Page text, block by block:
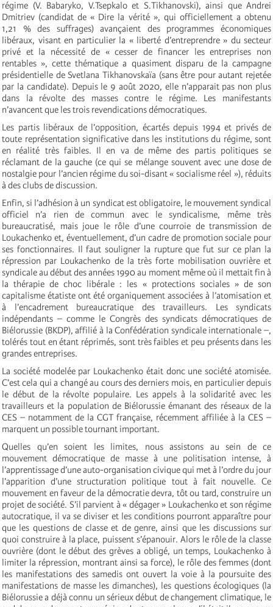
régime (V. Babaryko, V.Tsepkalo et S.Tikhanovski), ainsi que Andrei
Dmitriev (candidat de « Dire la vérité », qui officiellement a obtenu
1,21 % des suffrages) avançaient des programmes économiques
libéraux, visant en particulier la « liberté d’entreprendre » du secteur
privé et la nécessité de « cesser de financer les entreprises non
rentables », cette thématique a quasiment disparu de la campagne
présidentielle de Svetlana Tikhanovskaïa (sans être pour autant rejetée
par la candidate). Depuis le 9 août 2020, elle n’apparait pas non plus
dans la révolte des masses contre le régime. Les manifestants
n’avancent que les trois revendications démocratiques.
Les partis libéraux de l’opposition, écartés depuis 1994 et privés de
toute représentation significative dans les institutions du régime, sont
en réalité très faibles. Il en va de même des partis politiques se
réclamant de la gauche (ce qui se mélange souvent avec une dose de
nostalgie pour l’ancien régime du soi-disant « socialisme réel »), réduits
à des clubs de discussion.
Enfin, si l’adhésion à un syndicat est obligatoire, le mouvement syndical
officiel n’a rien de commun avec le syndicalisme, même très
bureaucratisé, mais joue le rôle d’une courroie de transmission de
Loukachenko et, éventuellement, d’un cadre de promotion sociale pour
ses fonctionnaires. Il faut souligner la rupture que fut sur ce plan la
répression par Loukachenko de la très forte mobilisation ouvrière et
syndicale au début des années 1990 au moment même où il mettait fin à
la thérapie de choc libérale : les « protections sociales » de son
capitalisme étatiste ont été organiquement associées à l’atomisation et
à l’encadrement bureaucratique des travailleurs. Les syndicats
indépendants – comme le Congrès des syndicats démocratiques de
Biélorussie (BKDP), affilié à la Confédération syndicale internationale –,
tolérés tout en étant réprimés, sont très faibles et peu présents dans les
grandes entreprises.
La société modelée par Loukachenko était donc une société atomisée.
C’est cela qui a changé au cours des derniers mois, en particulier depuis
le début de la révolte populaire. Les appels à la solidarité avec les
travailleurs et la population de Biélorussie émanant des réseaux de la
CES – notamment de la CGT française, récemment affiliée à la CES –
marquent un possible tournant important.
Quelles qu’en soient les limites, nous assistons au sein de ce
mouvement démocratique de masse à une politisation intense, à
l’apprentissage d’une auto-organisation civique qui met à l’ordre du jour
l’apparition d’une structuration politique tout à fait nouvelle. Ce
mouvement en faveur de la démocratie devra, tôt ou tard, construire un
projet de société. S’il parvient à « dégager » Loukachenko et son régime
autocratique, il va se diviser et les conditions pourront apparaître pour
que les questions de classe et de genre, ainsi que les discussions sur
quoi construire à la place, puissent s’épanouir. Alors le rôle de la classe
ouvrière (dont le début des grèves a obligé, un temps, Loukachenko à
limiter la répression, montrant ainsi sa force), le rôle des femmes (dont
les manifestations des samedis ont ouvert la voie à la poursuite des
manifestations de masse les dimanches), les questions écologiques (la
Biélorussie a déjà connu un sérieux début de changement climatique, le